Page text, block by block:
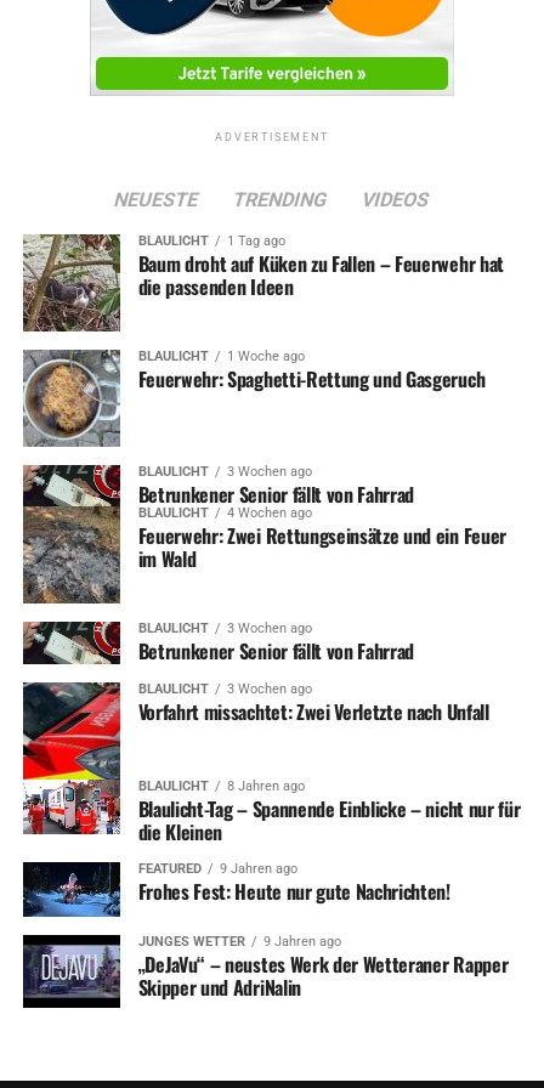
ADVERTISEMENT
Weihnachtsgeschenke für tapfere kleine Patienten
DON'T MISS
Klinik Volmarstein operierte ein Kind aus Angola – gratis
ADVERTISEMENT
NEUESTE TRENDING VIDEOS
BLAULICHT 1 Tag ago
Baum droht auf Küken zu Fallen – Feuerwehr hat
die passenden Ideen
BLAULICHT 1 Woche ago
Feuerwehr: Spaghetti-Rettung und Gasgeruch
BLAULICHT 3 Wochen ago
Betrunkener Senior fällt von Fahrrad
BLAULICHT 4 Wochen ago
Feuerwehr: Zwei Rettungseinsätze und ein Feuer
im Wald
BLAULICHT 3 Wochen ago
Betrunkener Senior fällt von Fahrrad
BLAULICHT 3 Wochen ago
Vorfahrt missachtet: Zwei Verletzte nach Unfall
BLAULICHT 8 Jahren ago
Blaulicht-Tag – Spannende Einblicke – nicht nur für
die Kleinen
FEATURED 9 Jahren ago
Frohes Fest: Heute nur gute Nachrichten!
JUNGES WETTER 9 Jahren ago
„DeJaVu“ – neustes Werk der Wetteraner Rapper
Skipper und AdriNalin